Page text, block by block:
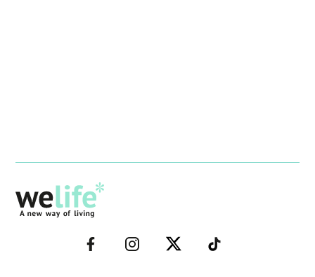
–
FACEBOOK–
–
INSTAGRAM–
–
TWITTER–
–
WELIFE–